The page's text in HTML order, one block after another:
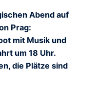
Abend auf
Prag:
mit Musik und
um 18 Uhr.
die Plätze sind